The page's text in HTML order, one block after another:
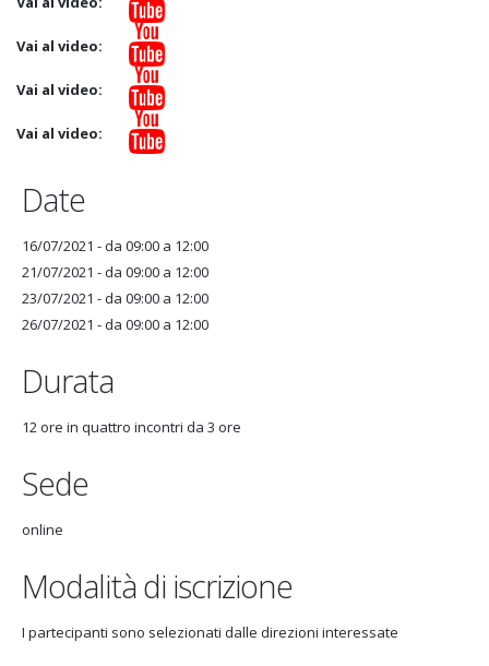
Vai al video:
Vai al video:
Vai al video:
Date
16/07/2021 -da 09:00 a 12:00
21/07/2021 -da 09:00 a 12:00
23/07/2021 -da 09:00 a 12:00
26/07/2021 -da 09:00 a 12:00
Durata
12 ore in quattro incontri da 3 ore
Sede
online
Modalità di iscrizione
I partecipanti sono selezionati dalle direzioni interessate